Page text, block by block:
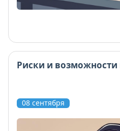
Риски и возможности
08 сентября